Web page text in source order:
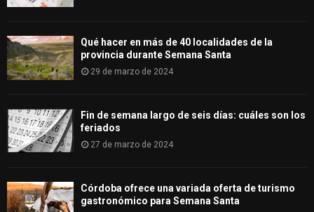
Qué hacer en más de 40 localidades de la
provincia durante Semana Santa
29 de marzo de 2024
Fin de semana largo de seis días: cuáles son los
feriados
27 de marzo de 2024
Córdoba ofrece una variada oferta de turismo
gastronómico para Semana Santa